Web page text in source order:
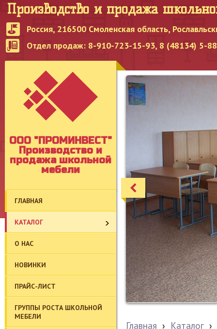
Россия, 216500 Смоленская область,
Отдел продаж: 8-910-723-15-93, 8 (48134) 5-
Производство и продажа
OOO "ПРОМИНВЕСТ"
Производство и
продажа школьной
мебели
ГЛАВНАЯ
КАТАЛОГ
О НАС
НОВИНКИ
ПРАЙС-ЛИСТ
ГРУППЫ РОСТА ШКОЛЬНОЙ
МЕБЕЛИ
Главная › Каталог ›